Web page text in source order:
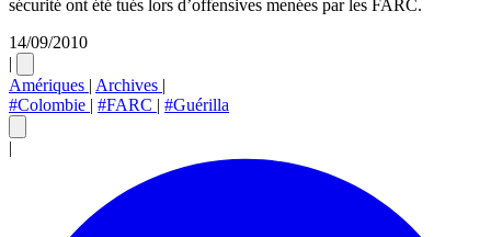
sécurité ont été tués lors d’offensives menées par les FARC.
14/09/2010
|
Amériques | Archives |
#Colombie | #FARC | #Guérilla
|